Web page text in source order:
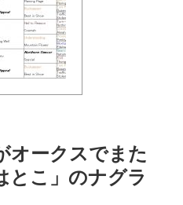
オークスでまた
とこ」のナグラ